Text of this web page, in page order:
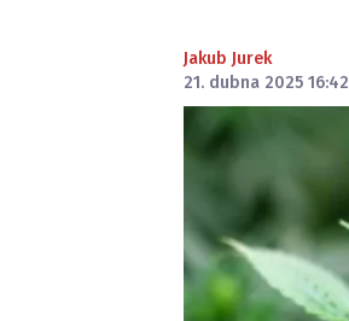
Jakub Jurek
21. dubna 2025 16:42